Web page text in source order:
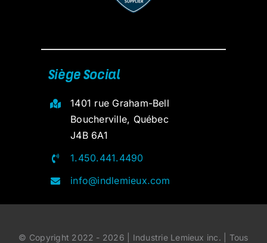
Siège Social
1401 rue Graham-Bell
Boucherville, Québec
J4B 6A1
1.450.441.4490
info@indlemieux.com
© Copyright 2022 - 2026 | Industrie Lemieux inc. | Tous